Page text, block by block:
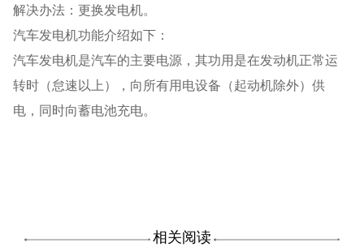
解决办法：更换发电机。
汽车发电机功能介绍如下：
汽车发电机是汽车的主要电源，其功用是在发动机正常运
转时（怠速以上），向所有用电设备（起动机除外）供
电，同时向蓄电池充电。
相关阅读